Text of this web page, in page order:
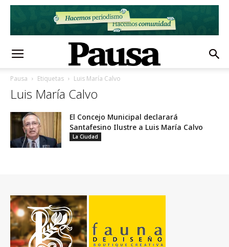
Pausa Etiquetas Luis María Calvo
Luis María Calvo
El Concejo Municipal declarará
Santafesino Ilustre a Luis María Calvo
La Ciudad